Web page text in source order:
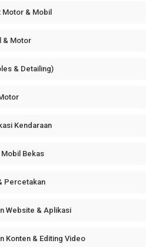
& Mobil
& Motor
& Detailing)
Kendaraan
Bekas
Percetakan
Website & Aplikasi
Konten & Editing Video